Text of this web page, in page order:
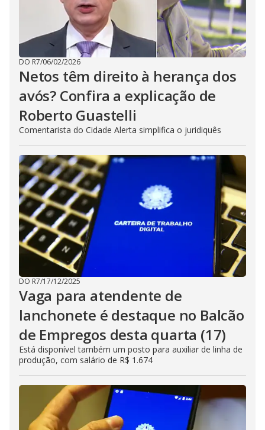
DO R7/06/02/2026
Netos têm direito à herança dos
avós? Confira a explicação de
Roberto Guastelli
Comentarista do Cidade Alerta simplifica o juridiquês
DO R7/17/12/2025
Vaga para atendente de
lanchonete é destaque no Balcão
de Empregos desta quarta (17)
Está disponível também um posto para auxiliar de linha de
produção, com salário de R$ 1.674